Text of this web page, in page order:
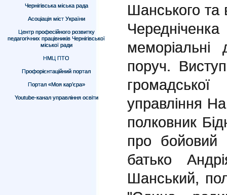
Чернігівська міська рада
Асоціація міст України
Центр професійного розвитку
педагогічних працівників Чернігівської
міської ради
НМЦ ПТО
Профорієнтаційний портал
Портал «Моя кар’єра»
Youtube-канал управління освіти
Шанського та
меморіальні
поруч.
управління
полковник
про бойовий
батько
Шанський,